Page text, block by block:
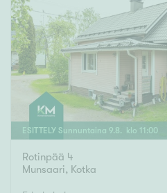
ESITTELY Sunnuntaina 9.8 . klo 11 :00
Rotinpää 4
Munsaari, Kotka